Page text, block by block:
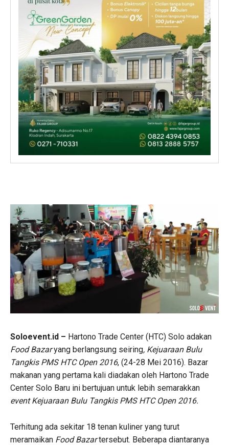
Soloevent.id – Hartono Trade Center (HTC) Solo adakan
Food Bazaryang berlangsung seiring, Kejuaraan Bulu
Tangkis PMS HTC Open 2016, (24-28 Mei 2016). Bazar
makanan yang pertama kali diadakan oleh Hartono Trade
Center Solo Baru ini bertujuan untuk lebih semarakkan
event Kejuaraan Bulu Tangkis PMS HTC Open 2016.
Terhitung ada sekitar 18 tenan kuliner yang turut
meramaikan Food Bazartersebut. Beberapa diantaranya